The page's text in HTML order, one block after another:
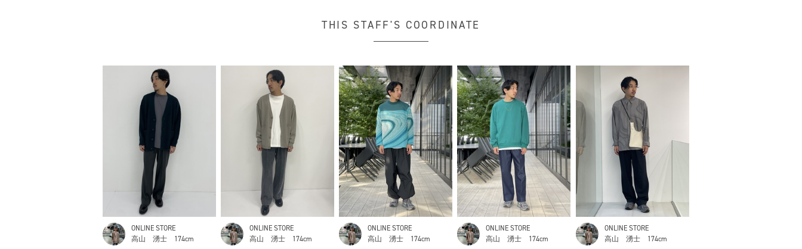
THIS STAFF'S COORDINATE
ONLINE STORE
高山 湧士
174cm
ONLINE STORE
高山 湧士
174cm
ONLINE STORE
高山 湧士
174cm
ONLINE STORE
高山 湧士
174cm
ONLINE STORE
高山 湧士
174cm